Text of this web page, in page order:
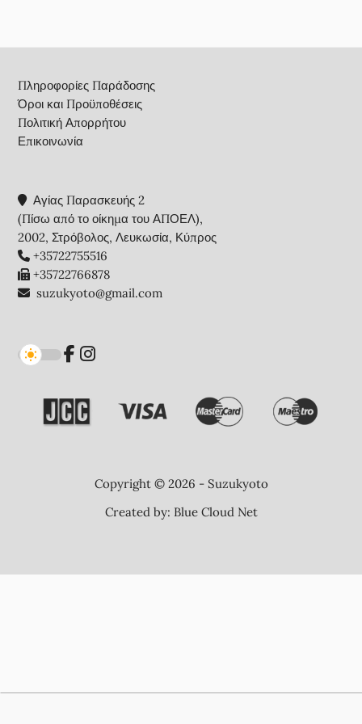
Πληροφορίες Παράδοσης
Όροι και Προϋποθέσεις
Πολιτική Απορρήτου
Επικοινωνία
Αγίας Παρασκευής 2
(Πίσω από το οίκημα του ΑΠΟΕΛ),
2002, Στρόβολος, Λευκωσία, Κύπρος
+35722755516
+35722766878
suzukyoto@gmail.com
Copyright © 2026 - Suzukyoto
Created by: Blue Cloud Net